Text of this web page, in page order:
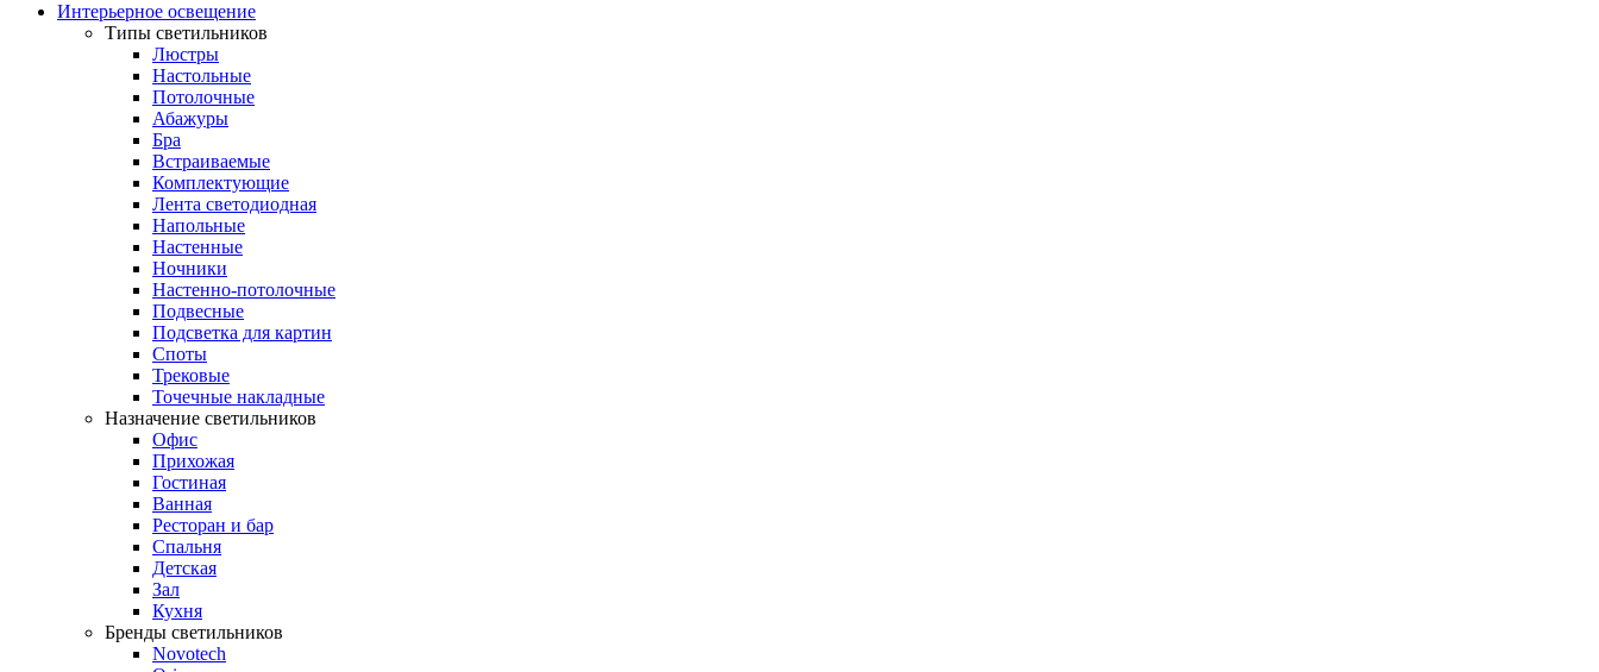
Интерьерное освещение
Типы светильников
Люстры
Настольные
Потолочные
Абажуры
Бра
Встраиваемые
Комплектующие
Лента светодиодная
Напольные
Настенные
Ночники
Настенно-потолочные
Подвесные
Подсветка для картин
Споты
Трековые
Точечные накладные
Назначение светильников
Офис
Прихожая
Гостиная
Ванная
Ресторан и бар
Спальня
Детская
Зал
Кухня
Бренды светильников
Novotech